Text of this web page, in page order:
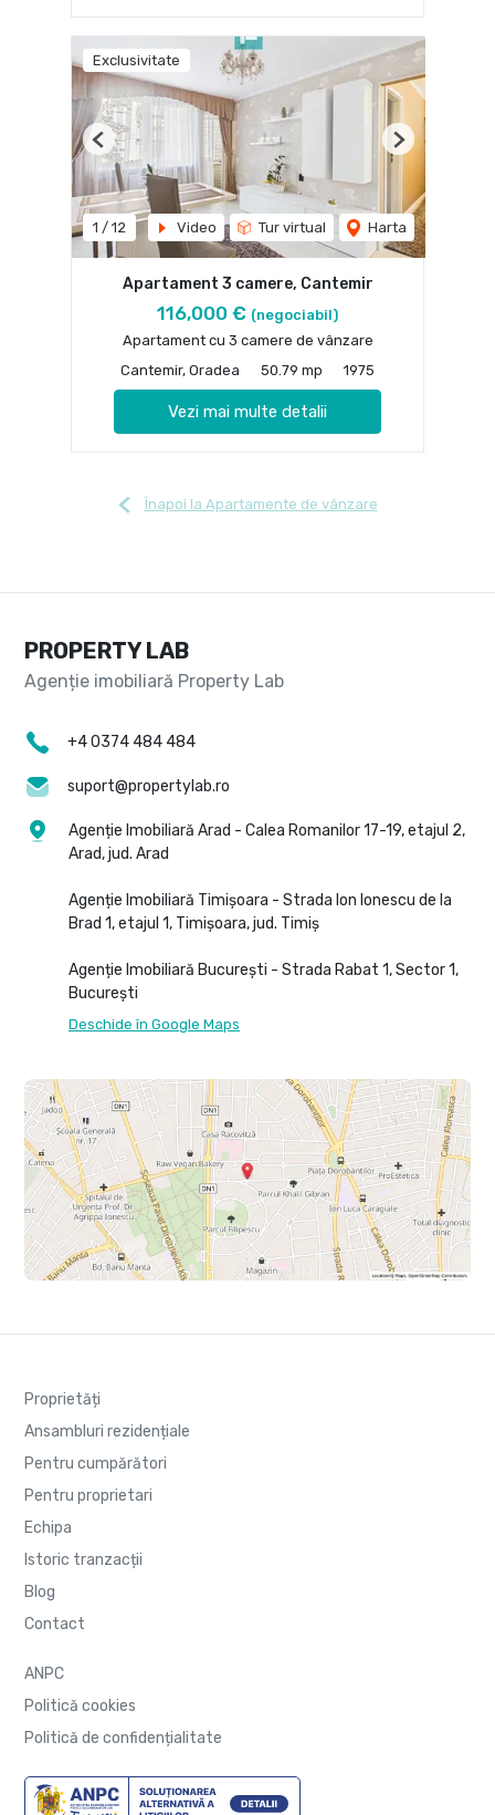
Exclusivitate
1 / 12 Video Tur virtual Harta
Previous Next
Apartament 3 camere, Cantemir
116,000 € (negociabil)
Apartament cu 3 camere de vânzare
Cantemir, Oradea
50.79 mp 1975
Vezi mai multe detalii
Înapoi la Apartamente de vânzare
PROPERTY LAB
+4 0374 484 484
suport@propertylab.ro
Agenție Imobiliară Arad - Calea Romanilor 17-19, etajul 2,
Arad, jud. Arad
Agenție Imobiliară Timișoara - Strada Ion Ionescu de la
Brad 1, etajul 1, Timișoara, jud. Timiș
Agenție Imobiliară București - Strada Rabat 1, Sector 1,
București
Deschide în Google Maps
Proprietăți
Ansambluri rezidențiale
Pentru cumpărători
Pentru proprietari
Echipa
Istoric tranzacții
Blog
Contact
ANPC
Politică cookies
Politică de confidențialitate